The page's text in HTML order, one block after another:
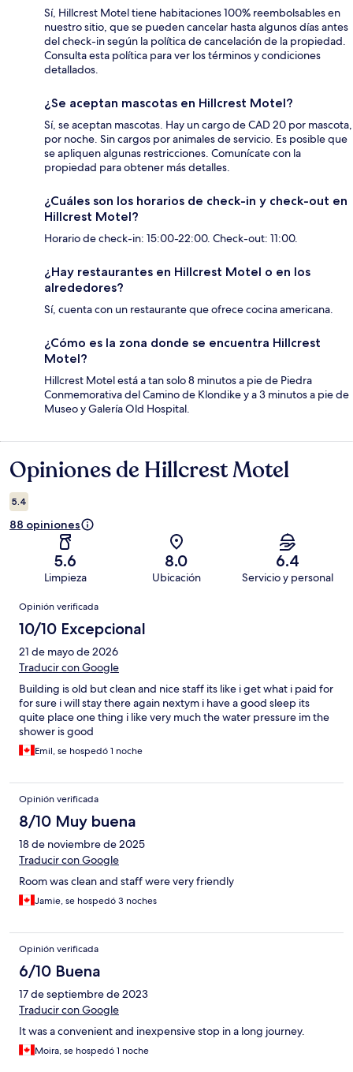
Sí, Hillcrest Motel tiene habitaciones 100% reembolsables en
nuestro sitio, que se pueden cancelar hasta algunos días antes
del check-in según la política de cancelación de la propiedad.
Consulta esta política para ver los términos y condiciones
detallados.
¿Se aceptan mascotas en Hillcrest Motel?
Sí, se aceptan mascotas. Hay un cargo de CAD 20 por mascota,
por noche. Sin cargos por animales de servicio. Es posible que
se apliquen algunas restricciones. Comunícate con la
propiedad para obtener más detalles.
¿Cuáles son los horarios de check-in y check-out en
Hillcrest Motel?
Horario de check-in: 15:00-22:00. Check-out: 11:00.
¿Hay restaurantes en Hillcrest Motel o en los
alrededores?
Sí, cuenta con un restaurante que ofrece cocina americana.
¿Cómo es la zona donde se encuentra Hillcrest
Motel?
Hillcrest Motel está a tan solo 8 minutos a pie de Piedra
Conmemorativa del Camino de Klondike y a 3 minutos a pie de
Museo y Galería Old Hospital.
Opiniones
Opiniones de Hillcrest Motel
5.4
88 opiniones
5.6
Limpieza
8.0
Ubicación
6.4
Servicio y personal
Opiniones
Opinión verificada
10/10 Excepcional
21 de mayo de 2026
Traducir con Google
Building is old but clean and nice staff its like i get what i paid for
for sure i will stay there again nextym i have a good sleep its
quite place one thing i like very much the water pressure im the
shower is good
Emil, se hospedó 1 noche
Opinión verificada
8/10 Muy buena
18 de noviembre de 2025
Traducir con Google
Room was clean and staff were very friendly
Jamie, se hospedó 3 noches
Opinión verificada
6/10 Buena
17 de septiembre de 2023
Traducir con Google
It was a convenient and inexpensive stop in a long journey.
Moira, se hospedó 1 noche